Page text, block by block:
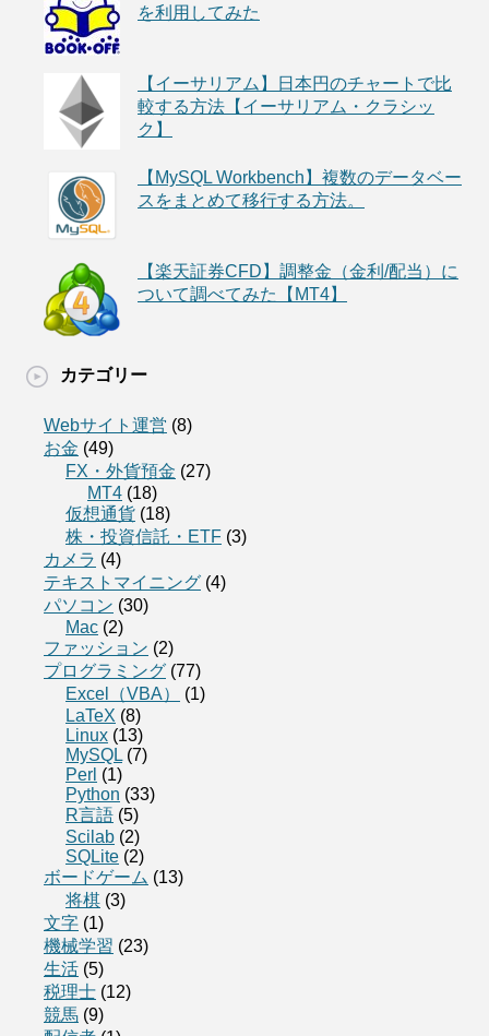
を利用してみた
【イーサリアム】日本円のチャートで比
較する方法【イーサリアム・クラシッ
ク】
【MySQL Workbench】複数のデータベー
スをまとめて移行する方法。
【楽天証券CFD】調整金（金利/配当）に
ついて調べてみた【MT4】
カテゴリー
Webサイト運営 (8)
お金 (49)
FX・外貨預金 (27)
MT4 (18)
仮想通貨 (18)
株・投資信託・ETF (3)
カメラ (4)
テキストマイニング (4)
パソコン (30)
Mac (2)
ファッション (2)
プログラミング (77)
Excel（VBA）
(1)
LaTeX (8)
Linux (13)
MySQL (7)
Perl (1)
Python (33)
R言語 (5)
Scilab (2)
SQLite (2)
ボードゲーム (13)
将棋 (3)
文字 (1)
機械学習 (23)
生活 (5)
税理士 (12)
競馬 (9)